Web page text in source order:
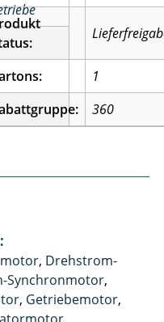
1
360
, Drehstrom-
Synchronmotor,
, Getriebemotor,